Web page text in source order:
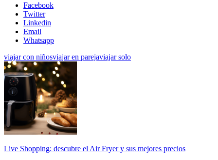
Facebook
Twitter
Linkedin
Email
Whatsapp
viajar con niñosviajar en parejaviajar solo
Live Shopping: descubre el Air Fryer y sus mejores precios